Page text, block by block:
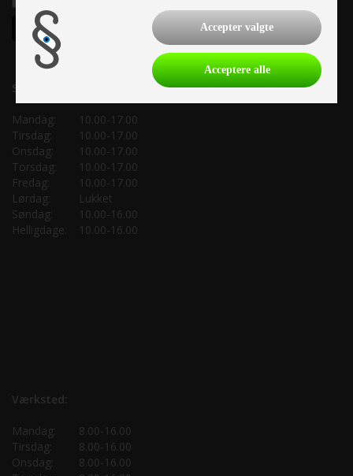
Salgsafdeling:
Mandag:
10.00-17.00
Tirsdag:
10.00-17.00
Onsdag:
10.00-17.00
Torsdag:
10.00-17.00
Fredag:
10.00-17.00
Lørdag:
Lukket
Søndag:
10.00-16.00
Helligdage:
10.00-16.00
Værksted:
Mandag:
8.00-16.00
Tirsdag:
8.00-16.00
Onsdag:
8.00-16.00
Accepter valgte
Acceptere alle